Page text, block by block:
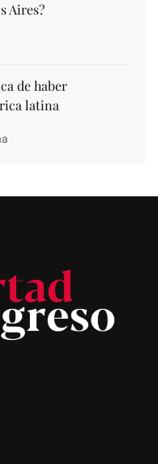
Aires?
de haber
latina